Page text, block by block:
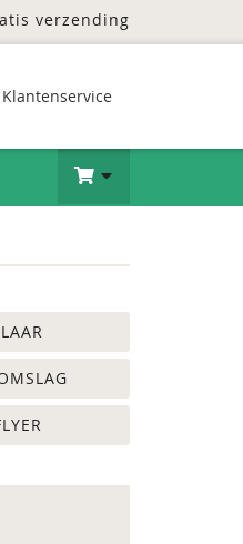
verzending
Klantenservice